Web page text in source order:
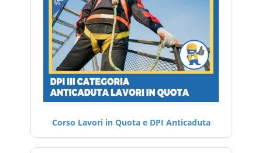
Corso Lavori in Quota e DPI Anticaduta